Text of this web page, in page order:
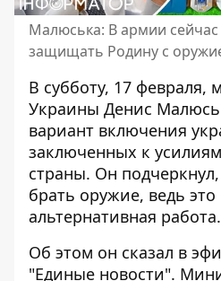
Малюська: В армии сейчас
защищать Родину с
В субботу, 17 февраля,
Украины Денис
вариант включения
заключенных к
страны. Он
брать оружие, ведь
альтернативная работа.
Об этом он сказал в
"Единые новости".